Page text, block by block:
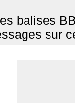
balises
sur